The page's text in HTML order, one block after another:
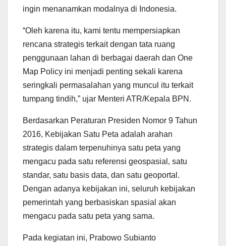
ingin menanamkan modalnya di Indonesia.
“Oleh karena itu, kami tentu mempersiapkan
rencana strategis terkait dengan tata ruang
penggunaan lahan di berbagai daerah dan One
Map Policy ini menjadi penting sekali karena
seringkali permasalahan yang muncul itu terkait
tumpang tindih,” ujar Menteri ATR/Kepala BPN.
Berdasarkan Peraturan Presiden Nomor 9 Tahun
2016, Kebijakan Satu Peta adalah arahan
strategis dalam terpenuhinya satu peta yang
mengacu pada satu referensi geospasial, satu
standar, satu basis data, dan satu geoportal.
Dengan adanya kebijakan ini, seluruh kebijakan
pemerintah yang berbasiskan spasial akan
mengacu pada satu peta yang sama.
Pada kegiatan ini, Prabowo Subianto